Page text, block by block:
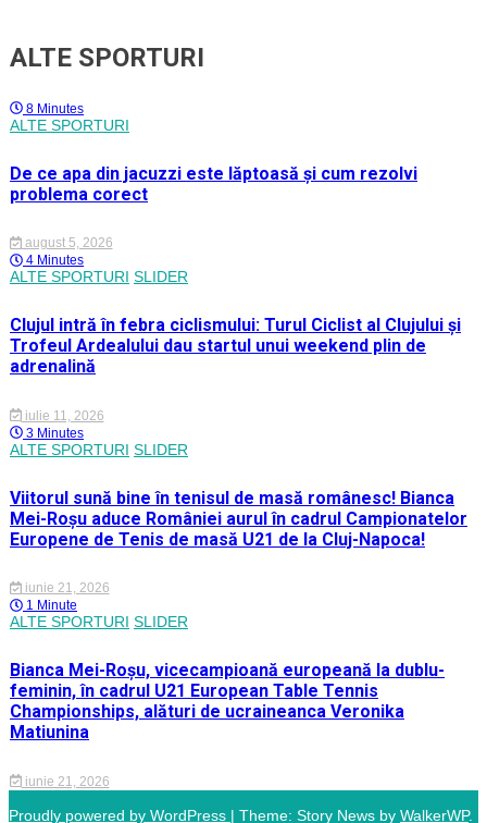
ALTE SPORTURI
8 Minutes
ALTE SPORTURI
De ce apa din jacuzzi este lăptoasă și cum rezolvi
problema corect
august 5, 2026
4 Minutes
ALTE SPORTURI SLIDER
Clujul intră în febra ciclismului: Turul Ciclist al Clujului și
Trofeul Ardealului dau startul unui weekend plin de
adrenalină
iulie 11, 2026
3 Minutes
ALTE SPORTURI SLIDER
Viitorul sună bine în tenisul de masă românesc! Bianca
Mei-Roșu aduce României aurul în cadrul Campionatelor
Europene de Tenis de masă U21 de la Cluj-Napoca!
iunie 21, 2026
1 Minute
ALTE SPORTURI SLIDER
Bianca Mei-Roșu, vicecampioană europeană la dublu-
feminin, în cadrul U21 European Table Tennis
Championships, alături de ucraineanca Veronika
Matiunina
iunie 21, 2026
Proudly powered by WordPress | Theme: Story News by WalkerWP.